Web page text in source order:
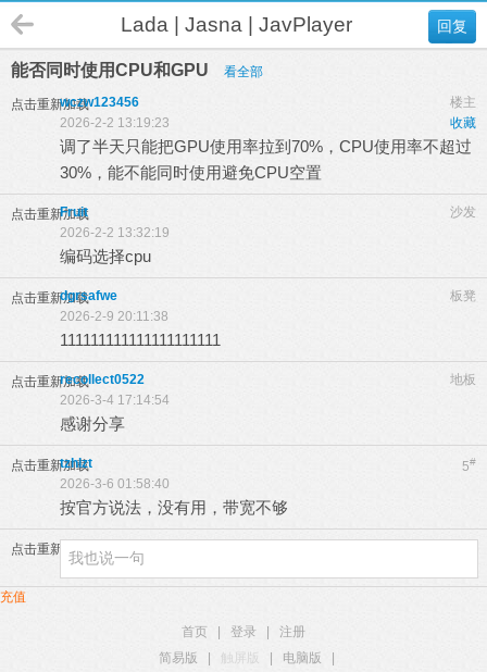
回复
Lada | Jasna | JavPlayer
能否同时使用CPU和GPU 看全部
点击重新加载 楼主
wczw123456
收藏
2026-2-2 13:19:23
调了半天只能把GPU使用率拉到70%，CPU使用率不超过
30%，能不能同时使用避免CPU空置
点击重新加载 沙发
Fruit
2026-2-2 13:32:19
编码选择cpu
点击重新加载 板凳
dgrsafwe
2026-2-9 20:11:38
111111111111111111111
点击重新加载 地板
recollect0522
2026-3-4 17:14:54
感谢分享
点击重新加载 5#
tzhlzt
2026-3-6 01:58:40
按官方说法，没有用，带宽不够
点击重新加载
充值
首页 登录
注册
简易版
触屏版 电脑版